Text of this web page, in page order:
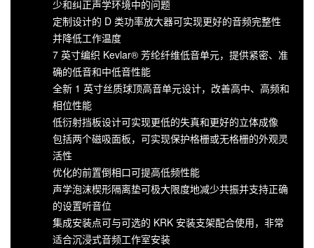
少和纠正声学环境中的问题
定制设计的 D 类功率放大器可实现更好的音频完整性
并降低工作温度
7 英寸编织 Kevlar® 芳纶纤维低音单元，提供紧密、准
确的低音和中低音性能
全新 1 英寸丝质球顶高音单元设计，改善高中、高频和
相位性能
低衍射挡板设计可实现更低的失真和更好的立体成像
包括两个磁吸面板，可实现保护格栅或无格栅的外观灵
活性
优化的前置倒相口可提高低频性能
声学泡沫楔形隔离垫可极大限度地减少共振并支持正确
的设置听音位
集成安装点可与可选的 KRK 安装支架配合使用，非常
适合沉浸式音频工作室安装